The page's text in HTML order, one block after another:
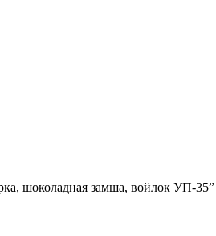
шоколадная замша, войлок УП-35”